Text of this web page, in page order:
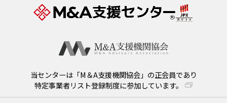
当センターは「M＆A支援機関協会」の正会員であり
特定事業者リスト登録制度に参加しています。